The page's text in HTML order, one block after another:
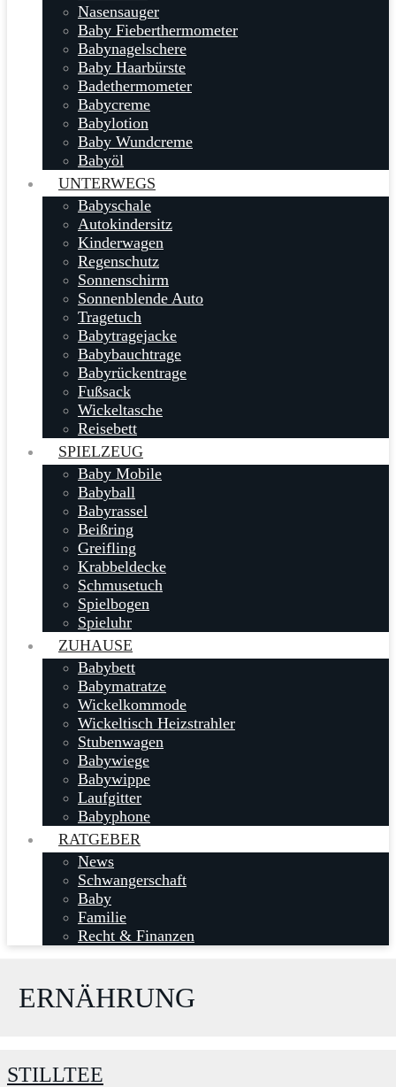
Nasensauger
Baby Fieberthermometer
Babynagelschere
Baby Haarbürste
Badethermometer
Babycreme
Babylotion
Baby Wundcreme
Babyöl
UNTERWEGS
Babyschale
Autokindersitz
Kinderwagen
Regenschutz
Sonnenschirm
Sonnenblende Auto
Tragetuch
Babytragejacke
Babybauchtrage
Babyrückentrage
Fußsack
Wickeltasche
Reisebett
SPIELZEUG
Baby Mobile
Babyball
Babyrassel
Beißring
Greifling
Krabbeldecke
Schmusetuch
Spielbogen
Spieluhr
ZUHAUSE
Babybett
Babymatratze
Wickelkommode
Wickeltisch Heizstrahler
Stubenwagen
Babywiege
Babywippe
Laufgitter
Babyphone
RATGEBER
News
Schwangerschaft
Baby
Familie
Recht & Finanzen
ERNÄHRUNG
STILLTEE